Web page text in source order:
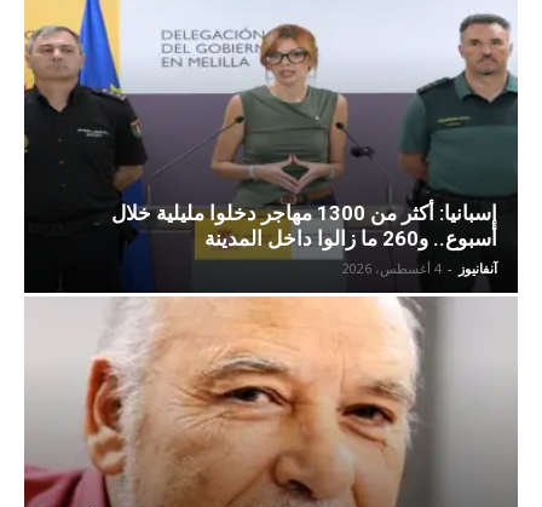
إسبانيا: أكثر من 1300 مهاجر دخلوا مليلية خلال
أسبوع.. و260 ما زالوا داخل المدينة
آنفانيوز - 4 أغسطس، 2026